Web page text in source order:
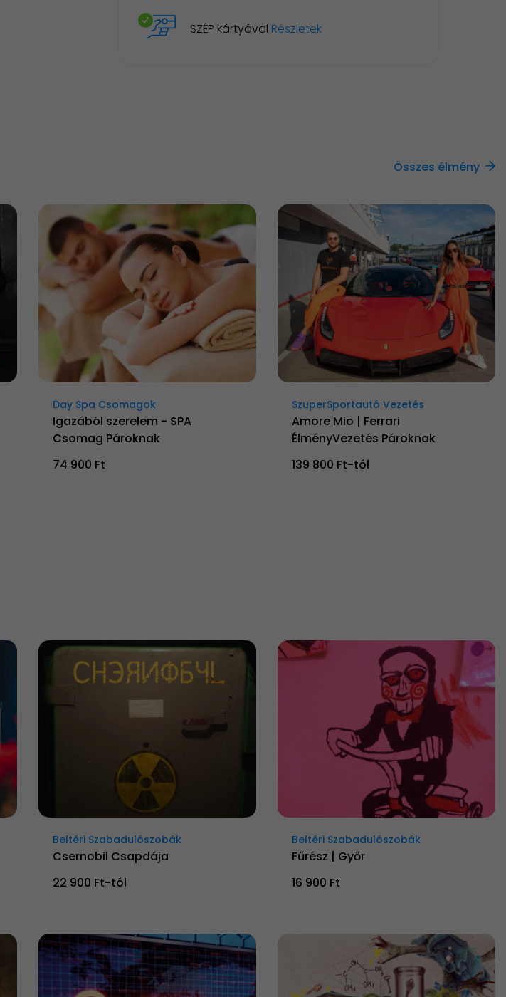
SZÉP kártyával Részletek
Összes élmény
Day Spa Csomagok
Igazából szerelem - SPA
Csomag Pároknak
74 900 Ft
SzuperSportautó Vezetés
Amore Mio | Ferrari
ÉlményVezetés Pároknak
139 800 Ft-tól
Beltéri Szabadulószobák
Csernobil Csapdája
22 900 Ft-tól
Beltéri Szabadulószobák
Fűrész | Győr
16 900 Ft